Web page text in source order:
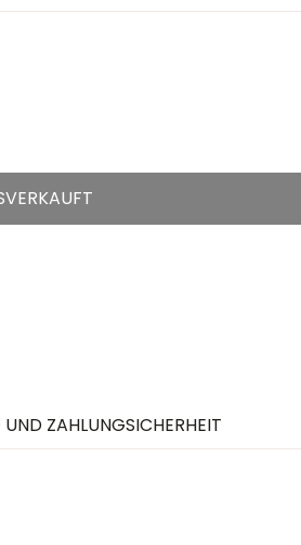
UND ZAHLUNGSICHERHEIT